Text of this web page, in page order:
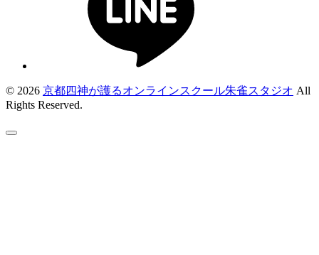
© 2026 京都四神が護るオンラインスクール朱雀スタジオ All
Rights Reserved.